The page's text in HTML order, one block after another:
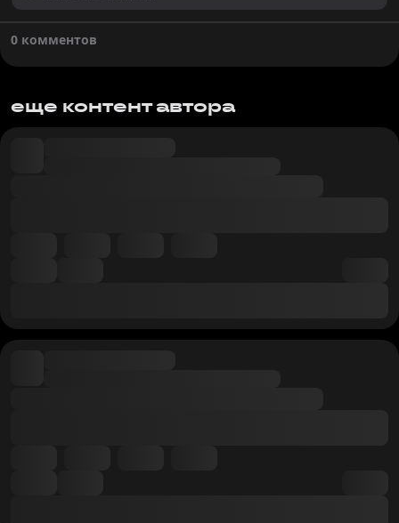
0 комментов
еще контент автора